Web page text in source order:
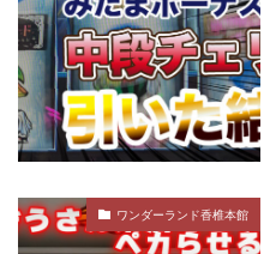
ワンダーランド香椎本館